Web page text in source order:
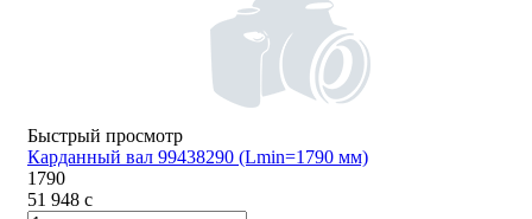
Быстрый просмотр
Карданный вал 99438290 (Lmin=1790 мм)
1790
51 948 c